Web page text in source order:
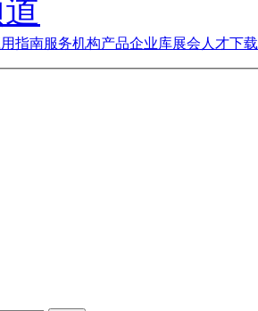
指南服务机构产品企业库展会 人才下载